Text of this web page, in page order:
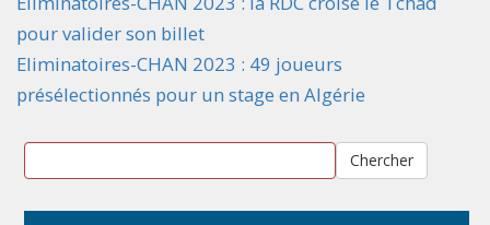
pour valider son billet
Eliminatoires-CHAN 2023 : 49 joueurs
présélectionnés pour un stage en Algérie
Chercher